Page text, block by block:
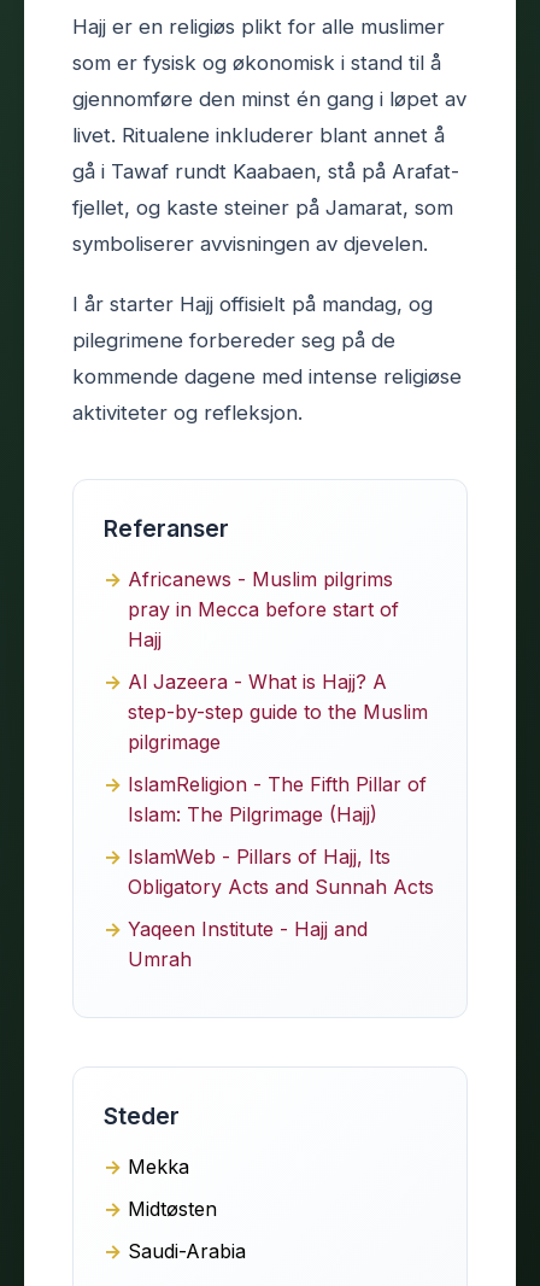
Hajj er en religiøs plikt for alle muslimer
som er fysisk og økonomisk i stand til å
gjennomføre den minst én gang i løpet av
livet. Ritualene inkluderer blant annet å
gå i Tawaf rundt Kaabaen, stå på Arafat-
fjellet, og kaste steiner på Jamarat, som
symboliserer avvisningen av djevelen.
I år starter Hajj offisielt på mandag, og
pilegrimene forbereder seg på de
kommende dagene med intense religiøse
aktiviteter og refleksjon.
Referanser
Africanews - Muslim pilgrims
pray in Mecca before start of
Hajj
Al Jazeera - What is Hajj? A
step-by-step guide to the Muslim
pilgrimage
IslamReligion - The Fifth Pillar of
Islam: The Pilgrimage (Hajj)
IslamWeb - Pillars of Hajj, Its
Obligatory Acts and Sunnah Acts
Yaqeen Institute - Hajj and
Umrah
Steder
Mekka
Midtøsten
Saudi-Arabia